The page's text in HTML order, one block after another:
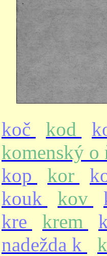
koč kod
komenský o
kop
kor
kouk
kov
kre
krem
nadežda k